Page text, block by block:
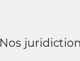
Nos